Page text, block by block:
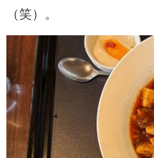
（笑）。